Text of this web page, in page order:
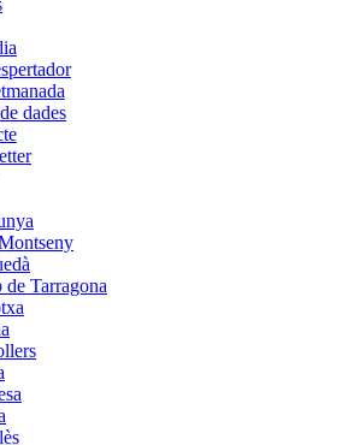
dades
de Tarragona